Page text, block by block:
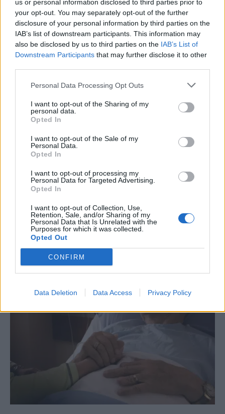
us or personal information disclosed to third parties prior to
your opt-out. You may separately opt-out of the further
disclosure of your personal information by third parties on the
IAB’s list of downstream participants. This information may
also be disclosed by us to third parties on the IAB’s List of
Downstream Participants that may further disclose it to other
Personal Data Processing Opt Outs
I want to opt-out of the Sharing of my
personal data.
Opted In
I want to opt-out of the Sale of my
Personal Data.
Opted In
I want to opt-out of processing my
Personal Data for Targeted Advertising.
Opted In
I want to opt-out of Collection, Use,
Retention, Sale, and/or Sharing of my
Personal Data that Is Unrelated with the
Purposes for which it was collected.
Opted Out
CONFIRM
Data Deletion Data Access Privacy Policy
Οι Αιτίες της Τελικής Διαύγειας
Η διαύγεια στο τέλος της ζωής δεν είναι καλά
αναγνωρισμένη και οι ειδικοί εξακολουθούν να
μην είναι σίγουροι ποιοι νευρολογικοί
μηχανισμοί συνδέονται με αυτό το ιατρικό
φαινόμενο. Εκτός από άτομα που έχουν
διαγνωστεί με άνοια, τελική διαύγεια έχει
διαγνωστεί με παθήσεις όπως εγκεφαλικά
επεισόδια, σχιζοφρένεια και όγκους στον
εγκέφαλο.